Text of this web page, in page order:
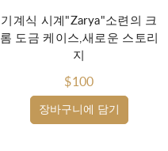
장바구니에 담기
기계식 시계"Zarya"소련의 크
롬 도금 케이스,새로운 스토리
지
$100